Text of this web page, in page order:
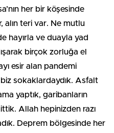
her bir köşesinde
alın teri var. Ne mutlu
hayırla ve duayla yad
birçok zorluğa el
esir alan pandemi
sokaklardaydık. Asfalt
yaptık, garibanların
Allah hepinizden razı
Deprem bölgesinde her